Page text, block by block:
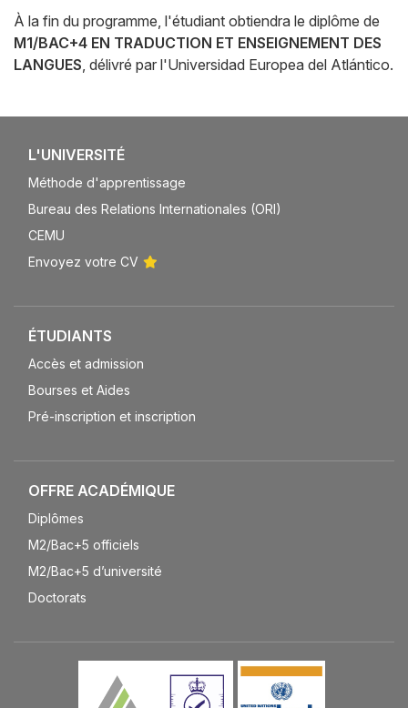
À la fin du programme, l'étudiant obtiendra le diplôme de
M1/BAC+4 EN TRADUCTION ET ENSEIGNEMENT DES
LANGUES, délivré par l'Universidad Europea del Atlántico.
L'UNIVERSITÉ
Méthode d'apprentissage
Bureau des Relations Internationales (ORI)
CEMU
Envoyez votre CV
ÉTUDIANTS
Accès et admission
Bourses et Aides
Pré-inscription et inscription
OFFRE ACADÉMIQUE
Diplômes
M2/Bac+5 officiels
M2/Bac+5 d’université
Doctorats